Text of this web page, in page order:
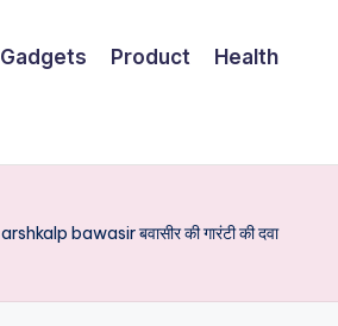
Gadgets Product Health
arshkalp bawasir बवासीर की गारंटी की दवा